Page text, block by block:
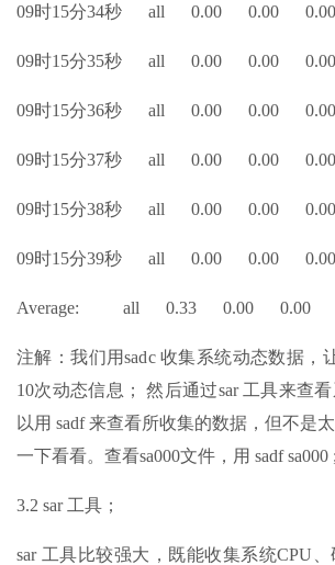
09时15分34秒 all 0.00 0.00
09时15分35秒 all 0.00 0.00
09时15分36秒 all 0.00 0.00
09时15分37秒 all 0.00 0.00
09时15分38秒 all 0.00 0.00
09时15分39秒 all 0.00 0.00
Average: all 0.33 0.00 0.00
注解：我们用sadc 收集系统动态数据，
10次动态信息； 然后通过sar 工具来查
以用 sadf 来查看所收集的数据，但不是
一下看看。查看sa000文件，用 sadf sa000 ;
3.2 sar 工具；
sar 工具比较强大，既能收集系统CPU、